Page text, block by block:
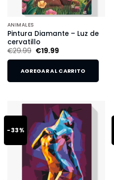
ANIMALES
Pintura Diamante – Luz de
cervatillo
€29.99 €19.99
AGREGAR AL CARRITO
-33%